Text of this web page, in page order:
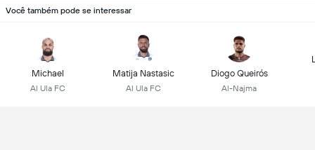
Você também pode se interessar
Michael
Al Ula FC
Matija Nastasic
Al Ula FC
Diogo Queirós
Al-Najma